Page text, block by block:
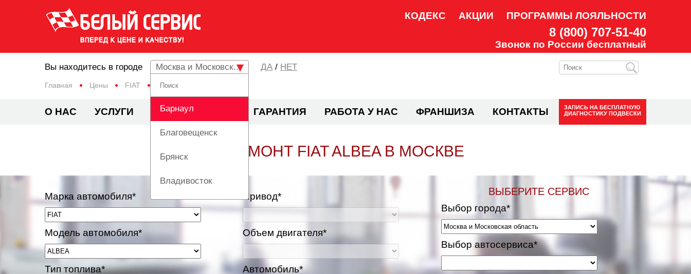
КОДЕКС АКЦИИ ПРОГРАММЫ ЛОЯЛЬНОСТИ
8 (800) 707-51-40
Звонок по России бесплатный
Главная Цены FIAT ALBEA
Вы находитесь в городе Москва и Московская область
Барнаул
Благовещенск
Брянск
Владивосток
Вологда
/ НЕТ
О НАС УСЛУГИ ЦЕНЫ ГАРАНТИЯ РАБОТА У НАС ФРАНШИЗА КОНТАКТЫ ЗАПИСЬ НА БЕСПЛАТНУЮ
ДИАГНОСТИКУ ПОДВЕСКИ
РЕМОНТ FIAT ALBEA В МОСКВЕ
Марка автомобиля*
Модель автомобиля*
Тип топлива*
Привод*
Объем двигателя*
Автомобиль*
ВЫБЕРИТЕ СЕРВИС
Выбор города*
Выбор автосервиса*